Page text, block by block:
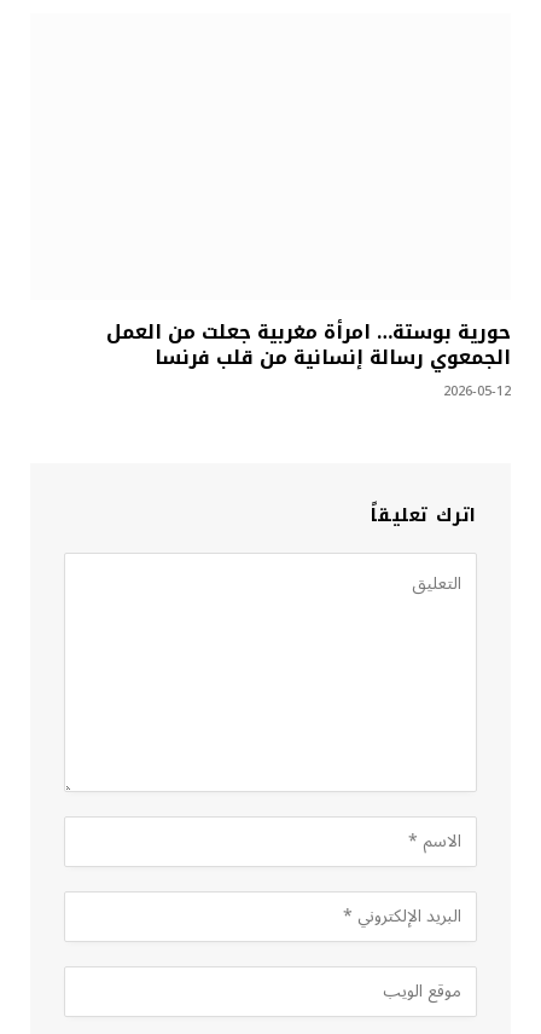
حورية بوستة… امرأة مغربية جعلت من العمل
الجمعوي رسالة إنسانية من قلب فرنسا
2026-05-12
اترك تعليقاً